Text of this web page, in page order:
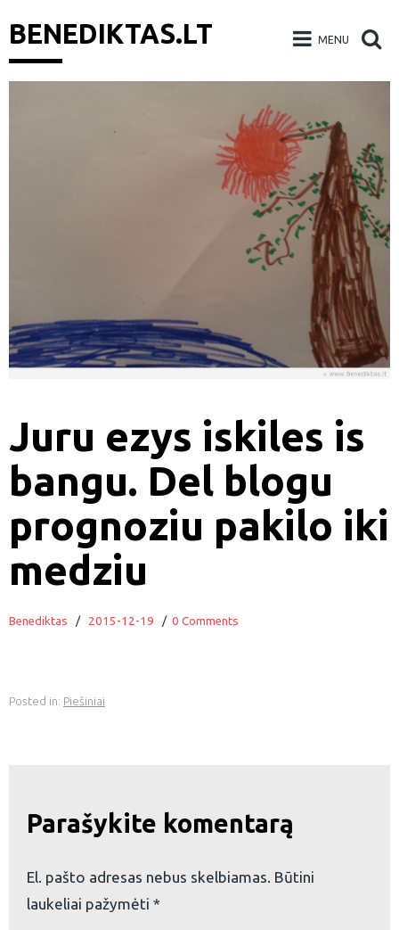
BENEDIKTAS.LT MENU
Juru ezys iskiles is
bangu. Del blogu
prognoziu pakilo iki
medziu
Benediktas / 2015-12-19 / 0 Comments
Posted in: Piešiniai
Parašykite komentarą
El. pašto adresas nebus skelbiamas. Būtini
laukeliai pažymėti *